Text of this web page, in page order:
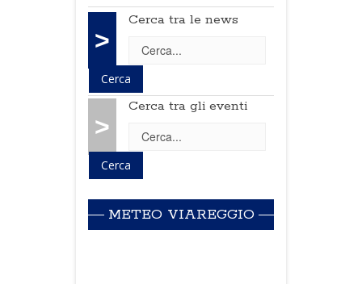
>
Cerca tra le news
>
Cerca tra gli eventi
METEO VIAREGGIO